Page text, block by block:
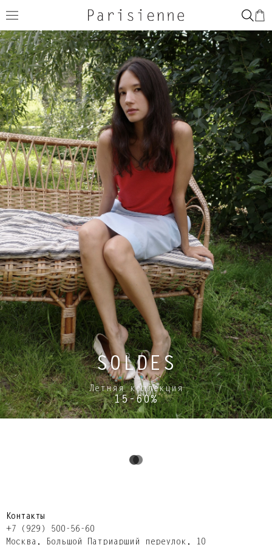
SOLDES
Летняя коллекция
15-60%
Контакты
+7 (929) 500-56-60
Москва,​ Большой Патриарший переулок,​ 10